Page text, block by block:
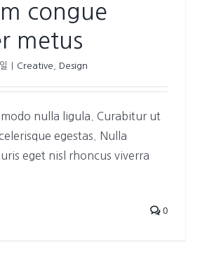
congue
metus
Creative Design
nulla ligula. Curabitur ut
egestas. Nulla
eget nisl rhoncus viverra
0